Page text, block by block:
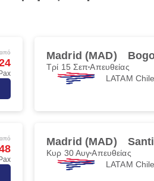
Madrid (MAD)
Τρί 15 ΣεπΑπευθείας
LATAM Chile
Madrid (MAD)
Κυρ 30 ΑυγΑπευθείας
LATAM Chile